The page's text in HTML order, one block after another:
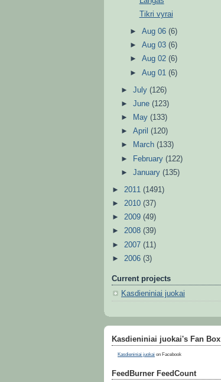
Tikri vyrai
►Aug 06(6)
►Aug 03(6)
►Aug 02(6)
►Aug 01(6)
►July(126)
►June(123)
►
May(133)
►April(120)
►
March(133)
►
February(122)
►January(135)
► 2011 (1491)
► 2010 (37)
► 2009 (49)
► 2008 (39)
► 2007 (11)
► 2006 (3)
Current projects
Kasdieniniai juokai
Kasdieniniai juokai's Fan Box
Kasdieniniai juokai on Facebook
FeedBurner FeedCount